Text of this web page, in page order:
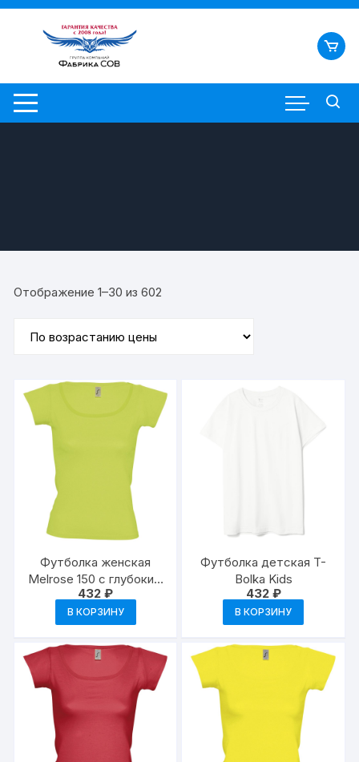
Перейти
содержимому
Отображение 1–30 из 602
Футболка женская
Melrose 150 с глубоким
вырезом
432₽
В КОРЗИНУ
Футболка детская T-
Bolka Kids
432 ₽
В КОРЗИНУ